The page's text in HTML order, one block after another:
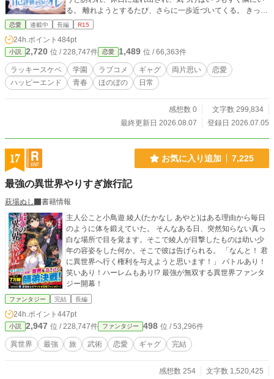
る。 離れようとするたび、さらに一歩近づいてくる。 きっか
けは、助けたつもりもなかった一言。 明るくて、可愛くて、
意外とポンコツ。 マサキに近づきすぎて、あとから少し照れ
ている。
恋愛 連載中 長編 R15
24h.ポイント 484pt
小説 2,720 位 / 228,747件 恋愛 1,489 位 / 66,363件
ラッキースケベ 学園 ラブコメ ギャグ 両片思い
恋愛
ハッピーエンド
青春 ほのぼの 日常
感想数 0
文字数 299,834
最終更新日 2026.08.07
登録日 2026.07.05
17 お気に入り追加 7,225
最強の異世界やりすぎ旅行記
萩場ぬし
書籍情報
主人公こと小鳥遊 綾人(たかなし あやと)はある理由から毎日
のように体を鍛えていた。 そんなある日、突然知らない真っ
白な場所で目を覚ます。そこで綾人が目撃したものは幼い少
年の容姿をした何か。そこで彼は告げられる。 「なんと！ 君
に異世界へ行く権利を与えようと思います！」 バトルあり！
笑いあり！ハーレムもあり!? 最強が無双する異世界ファンタ
ジー開幕！
ファンタジー 完結 長編
24h.ポイント 447pt
小説 2,947 位 / 228,747件 ファンタジー 498 位 / 53,296件
異世界 最強 旅 武術 恋愛 ギャグ 完結
感想数 254
文字数 1,520,425